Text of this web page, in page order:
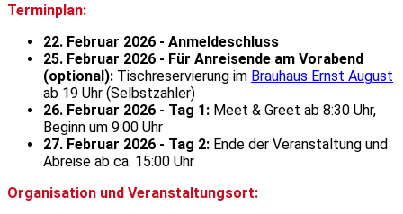
Terminplan:
22. Februar 2026 - Anmeldeschluss
25. Februar 2026 - Für Anreisende am Vorabend
(optional): Tischreservierung im Brauhaus Ernst August
ab 19 Uhr (Selbstzahler)
26. Februar 2026 - Tag 1: Meet & Greet ab 8:30 Uhr,
Beginn um 9:00 Uhr
27. Februar 2026 - Tag 2: Ende der Veranstaltung und
Abreise ab ca. 15:00 Uhr
Organisation und Veranstaltungsort: